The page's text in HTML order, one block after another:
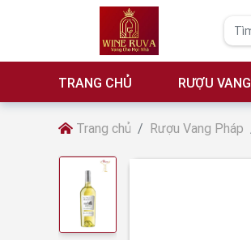
TRANG CHỦ RƯỢU VANG
Trang chủ Rượu Vang Pháp